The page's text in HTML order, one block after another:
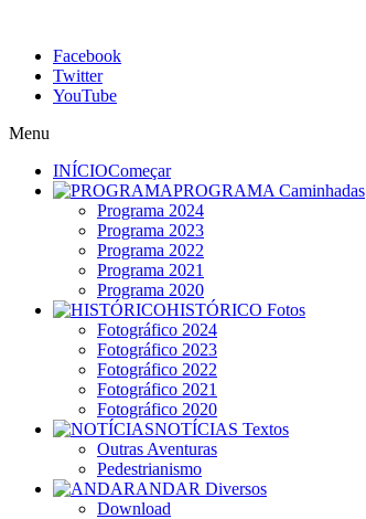
Facebook
Twitter
YouTube
Menu
INÍCIOComeçar
PROGRAMA Caminhadas
Programa 2024
Programa 2023
Programa 2022
Programa 2021
Programa 2020
HISTÓRICO Fotos
Fotográfico 2024
Fotográfico 2023
Fotográfico 2022
Fotográfico 2021
Fotográfico 2020
NOTÍCIAS Textos
Outras Aventuras
Pedestrianismo
ANDAR Diversos
Download